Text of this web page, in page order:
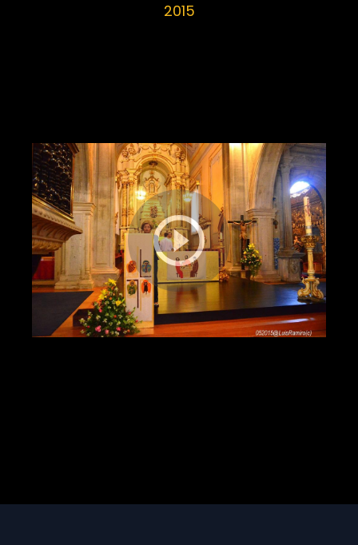
2015